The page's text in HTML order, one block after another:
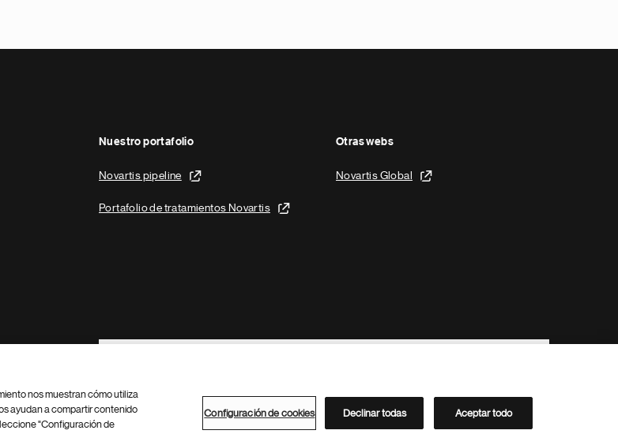
Nuestro portafolio
Novartis pipeline
Portafolio de tratamientos Novartis
Otras webs
Novartis Global
Footer Site Search
Directorio de Novartis
nos muestran cómo utiliza
ayudan a compartir contenido
"Configuración de
Configuración de cookies Declinar todas Aceptar todo